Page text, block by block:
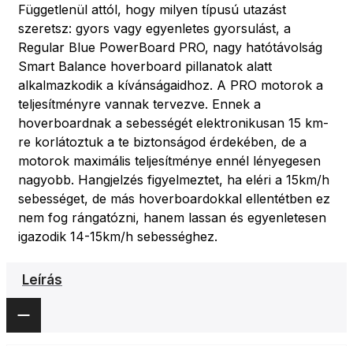
Függetlenül attól, hogy milyen típusú utazást
szeretsz: gyors vagy egyenletes gyorsulást, a
Regular Blue PowerBoard PRO, nagy hatótávolság
Smart Balance hoverboard pillanatok alatt
alkalmazkodik a kívánságaidhoz. A PRO motorok a
teljesítményre vannak tervezve. Ennek a
hoverboardnak a sebességét elektronikusan 15 km-
re korlátoztuk a te biztonságod érdekében, de a
motorok maximális teljesítménye ennél lényegesen
nagyobb. Hangjelzés figyelmeztet, ha eléri a 15km/h
sebességet, de más hoverboardokkal ellentétben ez
nem fog rángatózni, hanem lassan és egyenletesen
igazodik 14-15km/h sebességhez.
Leírás